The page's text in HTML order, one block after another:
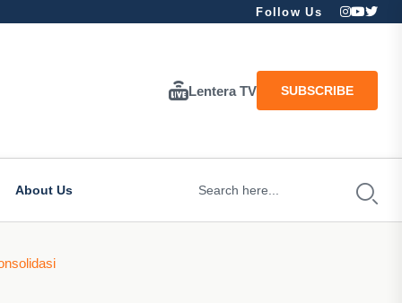
Follow Us
Lentera TV SUBSCRIBE
About Us